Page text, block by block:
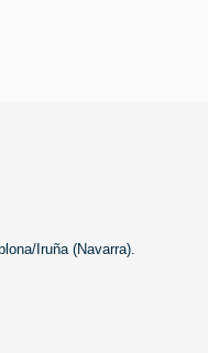
Iruña (Navarra).